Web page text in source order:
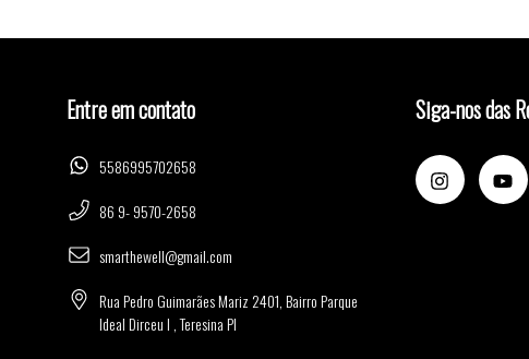
Entre em contato
5586995702658
86 9- 9570-2658
smarthewell@gmail.com
Rua Pedro Guimarães Mariz 2401, Bairro Parque
Ideal Dirceu I , Teresina PI
Siga-nos das